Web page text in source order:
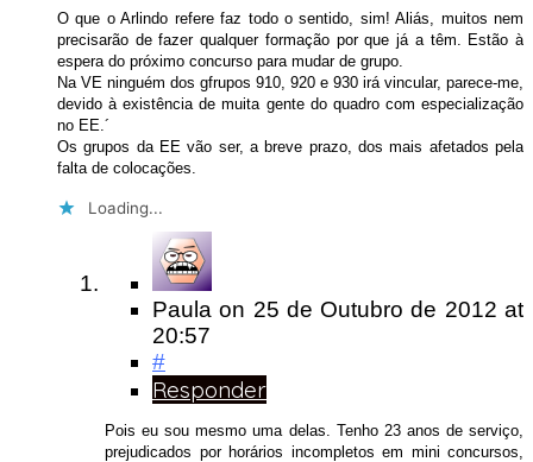
O que o Arlindo refere faz todo o sentido, sim! Aliás, muitos nem
precisarão de fazer qualquer formação por que já a têm. Estão à
espera do próximo concurso para mudar de grupo.
Na VE ninguém dos gfrupos 910, 920 e 930 irá vincular, parece-me,
devido à existência de muita gente do quadro com especialização
no EE.´
Os grupos da EE vão ser, a breve prazo, dos mais afetados pela
falta de colocações.
Loading...
Paula on 25 de Outubro de 2012at
20:57
#
Responder
Pois eu sou mesmo uma delas. Tenho 23 anos de serviço,
prejudicados por horários incompletos em mini concursos,